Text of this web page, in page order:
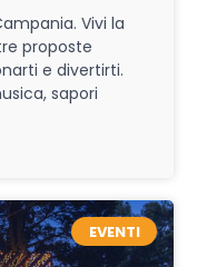
Vivi la
proposte
e divertirti.
sapori
EVENTI